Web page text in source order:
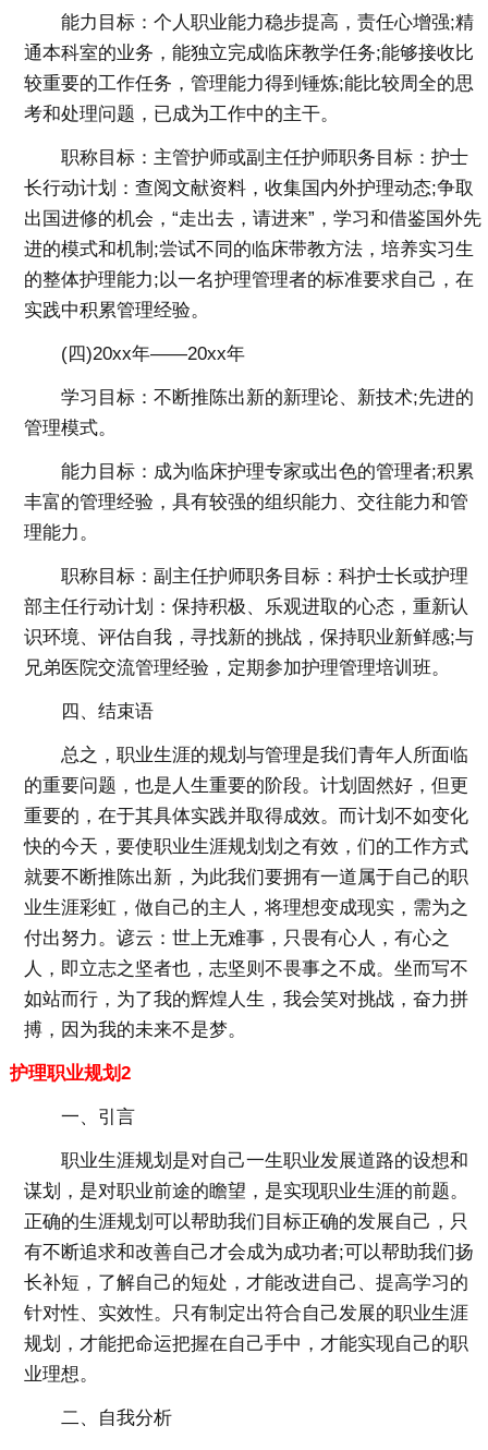
能力目标：个人职业能力稳步提高，责任心增强;精
通本科室的业务，能独立完成临床教学任务;能够接收比
较重要的工作任务，管理能力得到锤炼;能比较周全的思
考和处理问题，已成为工作中的主干。
职称目标：主管护师或副主任护师职务目标：护士
长行动计划：查阅文献资料，收集国内外护理动态;争取
出国进修的机会，“走出去，请进来”，学习和借鉴国外先
进的模式和机制;尝试不同的临床带教方法，培养实习生
的整体护理能力;以一名护理管理者的标准要求自己，在
实践中积累管理经验。
(四)20xx年——20xx年
学习目标：不断推陈出新的新理论、新技术;先进的
管理模式。
能力目标：成为临床护理专家或出色的管理者;积累
丰富的管理经验，具有较强的组织能力、交往能力和管
理能力。
职称目标：副主任护师职务目标：科护士长或护理
部主任行动计划：保持积极、乐观进取的心态，重新认
识环境、评估自我，寻找新的挑战，保持职业新鲜感;与
兄弟医院交流管理经验，定期参加护理管理培训班。
四、结束语
总之，职业生涯的规划与管理是我们青年人所面临
的重要问题，也是人生重要的阶段。计划固然好，但更
重要的，在于其具体实践并取得成效。而计划不如变化
快的今天，要使职业生涯规划划之有效，们的工作方式
就要不断推陈出新，为此我们要拥有一道属于自己的职
业生涯彩虹，做自己的主人，将理想变成现实，需为之
付出努力。谚云：世上无难事，只畏有心人，有心之
人，即立志之坚者也，志坚则不畏事之不成。坐而写不
如站而行，为了我的辉煌人生，我会笑对挑战，奋力拼
搏，因为我的未来不是梦。
护理职业规划2
一、引言
职业生涯规划是对自己一生职业发展道路的设想和
谋划，是对职业前途的瞻望，是实现职业生涯的前题。
正确的生涯规划可以帮助我们目标正确的发展自己，只
有不断追求和改善自己才会成为成功者;可以帮助我们扬
长补短，了解自己的短处，才能改进自己、提高学习的
针对性、实效性。只有制定出符合自己发展的职业生涯
规划，才能把命运把握在自己手中，才能实现自己的职
业理想。
二、自我分析